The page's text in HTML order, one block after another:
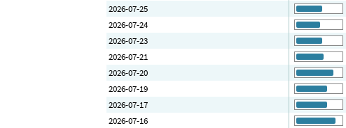
2026-07-25
2026-07-24
2026-07-23
2026-07-21
2026-07-20
2026-07-19
2026-07-17
2026-07-16